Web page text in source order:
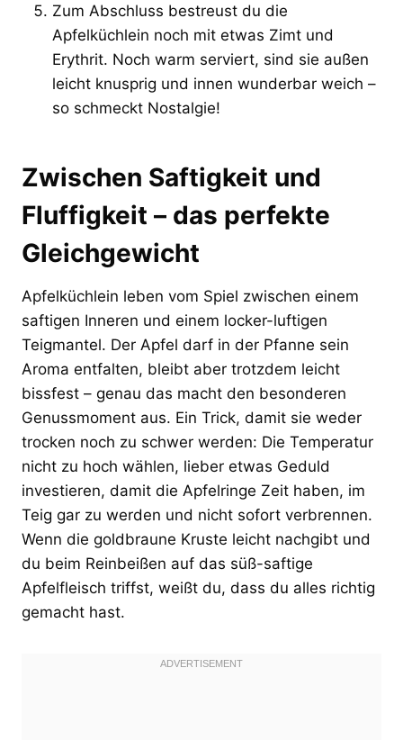
Zum Abschluss bestreust du die
Apfelküchlein noch mit etwas Zimt und
Erythrit. Noch warm serviert, sind sie außen
leicht knusprig und innen wunderbar weich –
so schmeckt Nostalgie!
Zwischen Saftigkeit und
Fluffigkeit – das perfekte
Gleichgewicht
Apfelküchlein leben vom Spiel zwischen einem
saftigen Inneren und einem locker-luftigen
Teigmantel. Der Apfel darf in der Pfanne sein
Aroma entfalten, bleibt aber trotzdem leicht
bissfest – genau das macht den besonderen
Genussmoment aus. Ein Trick, damit sie weder
trocken noch zu schwer werden: Die Temperatur
nicht zu hoch wählen, lieber etwas Geduld
investieren, damit die Apfelringe Zeit haben, im
Teig gar zu werden und nicht sofort verbrennen.
Wenn die goldbraune Kruste leicht nachgibt und
du beim Reinbeißen auf das süß-saftige
Apfelfleisch triffst, weißt du, dass du alles richtig
gemacht hast.